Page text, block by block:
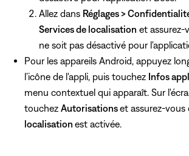
Allez dans Réglages >
Services de localisation et assurez-
ne soit pas désactivé pour
Pour les appareils Android, appuyez
l’icône de l'appli, puis touchez Infos
menu contextuel qui apparaît. Sur
touchez Autorisationset assurez-vous
localisation est activée.